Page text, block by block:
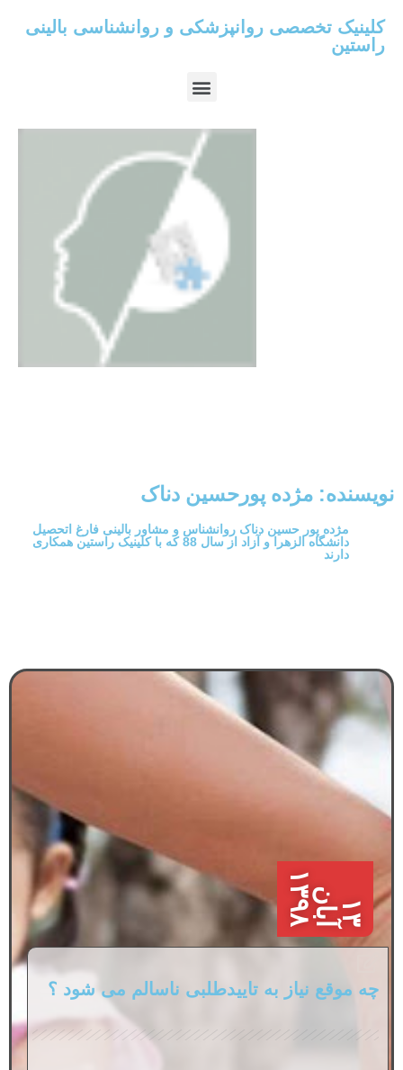
کلینیک تخصصی روانپزشکی و روانشناسی بالینی
راستین
نویسنده: مژده پورحسین دناک
مژده پور حسین دناک روانشناس و مشاور بالینی فارغ اتحصیل
دانشگاه الزهرا و آزاد از سال 88 که با کلینیک راستین همکاری
دارند
۱
۳
آ
ب
ان۱۳۹ ۸
چه موقع نیاز به تاییدطلبی ناسالم می شود ؟